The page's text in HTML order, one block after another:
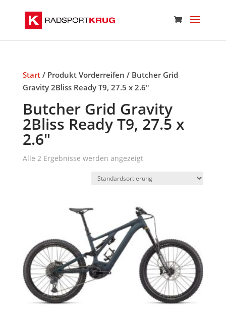
Start/ Produkt Vorderreifen / Butcher Grid
Gravity 2Bliss Ready T9, 27.5 x 2.6"
Butcher Grid Gravity
2Bliss Ready T9, 27.5 x
2.6"
Alle 2 Ergebnisse werden angezeigt